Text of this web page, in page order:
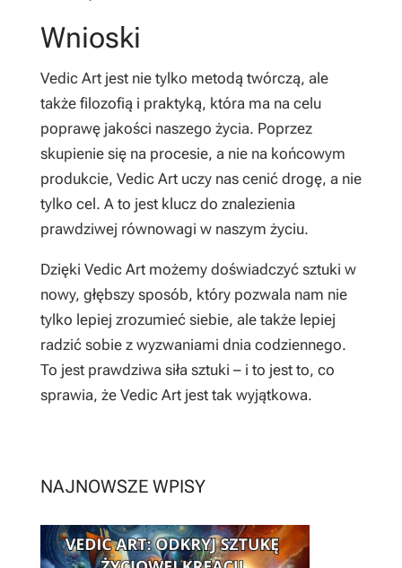
Wnioski
Vedic Art jest nie tylko metodą twórczą, ale
także filozofią i praktyką, która ma na celu
poprawę jakości naszego życia. Poprzez
skupienie się na procesie, a nie na końcowym
produkcie, Vedic Art uczy nas cenić drogę, a nie
tylko cel. A to jest klucz do znalezienia
prawdziwej równowagi w naszym życiu.
Dzięki Vedic Art możemy doświadczyć sztuki w
nowy, głębszy sposób, który pozwala nam nie
tylko lepiej zrozumieć siebie, ale także lepiej
radzić sobie z wyzwaniami dnia codziennego.
To jest prawdziwa siła sztuki – i to jest to, co
sprawia, że Vedic Art jest tak wyjątkowa.
NAJNOWSZE WPISY